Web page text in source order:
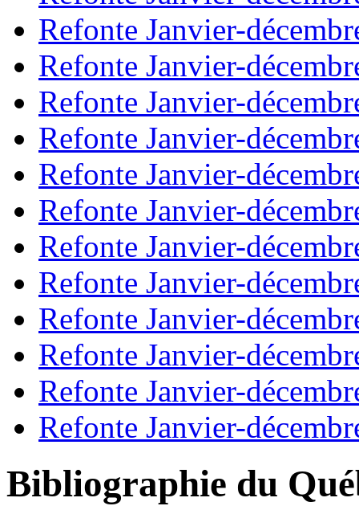
Refonte Janvier-
Refonte Janvier-
Refonte Janvier-
Refonte Janvier-
Refonte Janvier-
Refonte Janvier-
Refonte Janvier-
Refonte Janvier-
Refonte Janvier-
Refonte Janvier-
Refonte Janvier-
Refonte Janvier-
Bibliographie du